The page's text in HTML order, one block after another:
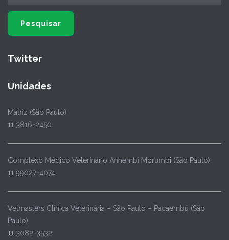
Twitter
Unidades
Matriz (São Paulo)
11 3816-2450
Complexo Médico Veterinário Anhembi Morumbi (São Paulo)
11 99027-4074
Vetmasters Clínica Veterinária – São Paulo – Pacaembú (São
Paulo)
11 3082-3532